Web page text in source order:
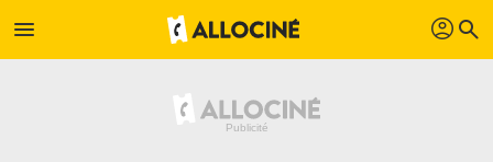
menu profil search